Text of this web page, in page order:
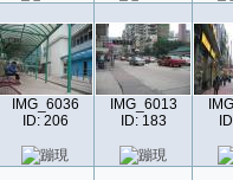
IMG_6036
ID: 206
IMG_6013
ID: 183